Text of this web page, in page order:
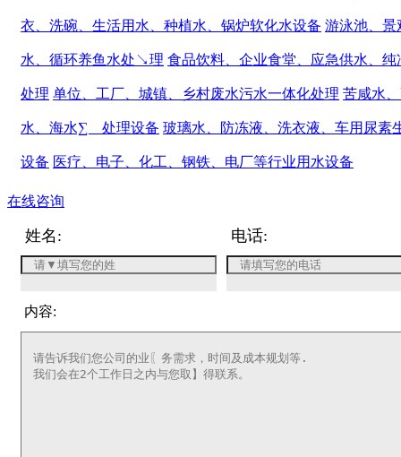
衣、洗碗、生活用水、种植水、锅炉软化水设备 游泳池、景
水、循环养鱼水处↘理 食品饮料、企业食堂、应急供水、纯
处理 单位、工厂、城镇、乡村废水污水一体化处理 苦咸水
水、海水∑ 处理设备 玻璃水、防冻液、洗衣液、车用尿素
设备 医疗、电子、化工、钢铁、电厂等行业用水设备
在线咨询
姓名: 电话:
内容: